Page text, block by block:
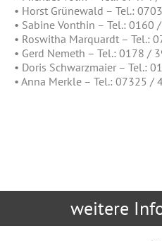
• Horst Grünewald – Tel.:
• Sabine Vonthin – Tel.: 0160
• Roswitha Marquardt – Tel.:
• Gerd Nemeth – Tel.: 0178 /
• Doris Schwarzmaier – Tel.:
• Anna Merkle – Tel.: 07325 /
weitere